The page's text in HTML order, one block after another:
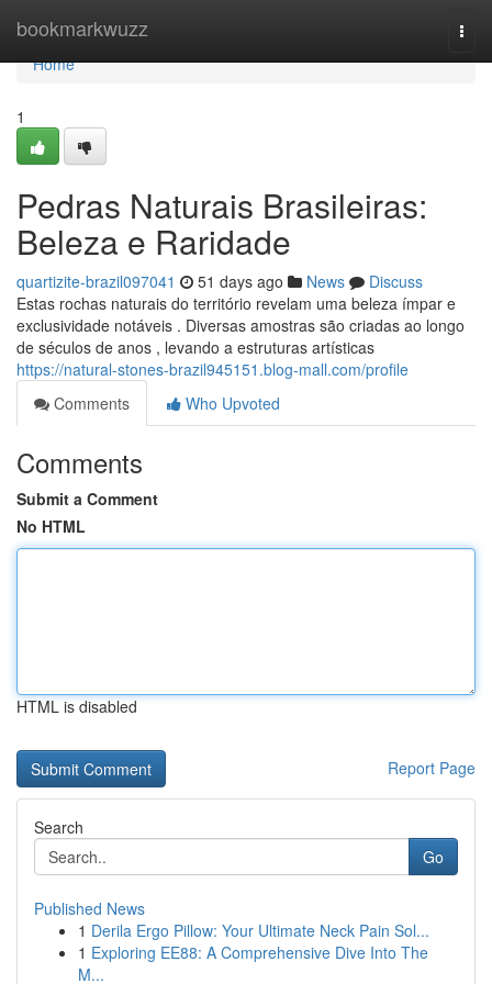
bookmarkwuzz
Home
Home
1
Pedras Naturais Brasileiras:
Beleza e Raridade
quartizite-brazil097041 51 days ago News
Discuss
Estas rochas naturais do território revelam uma beleza ímpar e
exclusividade notáveis . Diversas amostras são criadas ao longo
de séculos de anos , levando a estruturas artísticas
https://natural-stones-brazil945151.blog-mall.com/profile
Comments
Who Upvoted
Comments
Submit a Comment
No HTML
HTML is disabled
Report Page
Search
Go
Published News
1 Derila Ergo Pillow: Your Ultimate Neck Pain Sol...
1 Exploring EE88: A Comprehensive Dive Into The
M...